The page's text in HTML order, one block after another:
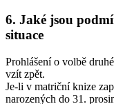
6. Jaké jsou
situace
Prohlášení o volbě
vzít zpět.
Je-li v matriční knize
narozených do 31.